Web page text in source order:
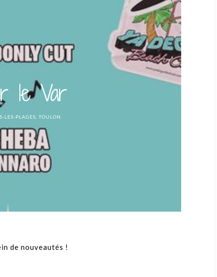
le Var
LES-PLAGES ,TOULON
de nouveautés !